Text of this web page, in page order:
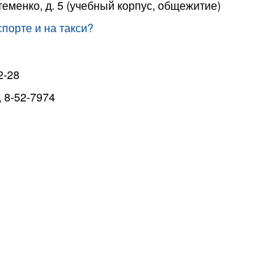
д. 5 (учебный корпус, общежитие)
и на такси?
28
8-52-7974